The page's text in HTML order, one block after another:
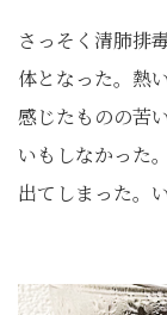
さっそく清肺排
体となった。熱
感じたものの苦
いもしなかった
出てしまった。